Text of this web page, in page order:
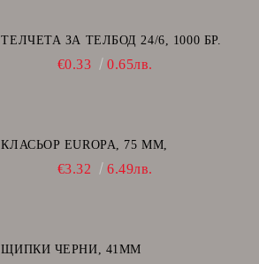
ТЕЛЧЕТА ЗА ТЕЛБОД 24/6, 1000 БР.
€0.33 0.65лв.
КЛАСЬОР EUROPA, 75 ММ,
€3.32 6.49лв.
ЩИПКИ ЧЕРНИ, 41ММ